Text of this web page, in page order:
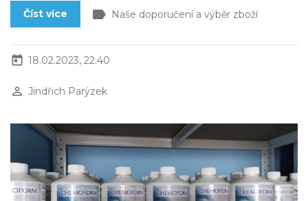
Číst více label Naše doporučení a výběr zboží
today 18.02.2023, 22:40
perm_identity Jindřich Parýzek